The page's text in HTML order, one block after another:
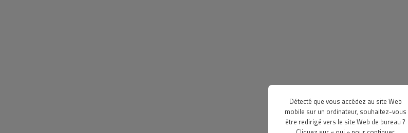
Détecté que vous accédez au site Web
mobile sur un ordinateur, souhaitez-vous
être redirigé vers le site Web de bureau ?